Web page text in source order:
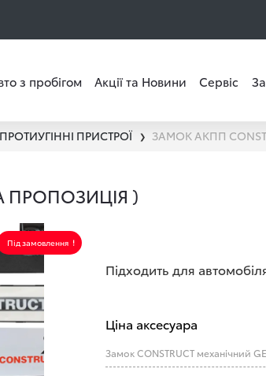
з пробігом Акції та Новини Сервіс
ПРИСТРОЇ ❯
ПРОПОЗИЦІЯ )
Під замовлення
Підходить для
Ціна аксесуара